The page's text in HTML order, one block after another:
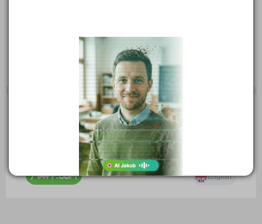
Zobrazení detailu: 8 871, vyhledáno: 310 831
Zobrazení detailu tento měsíc: 0,